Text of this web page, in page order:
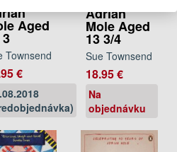
Aged
Townsend
€
Adrian
Mole Aged
13 3/4
Sue Townsend
18.95 €
Na
objednávku